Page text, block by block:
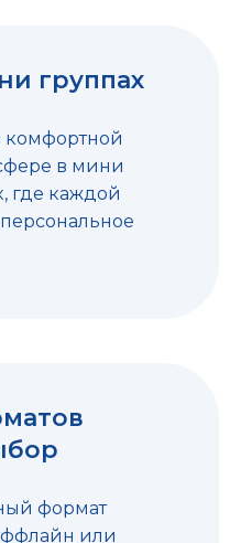
группах
комфортной
в мини
где каждой
формат
или